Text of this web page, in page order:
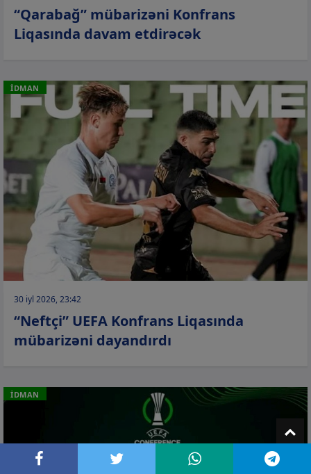
“Qarabağ” mübarizəni Konfrans
Liqasında davam etdirəcək
İDMAN
30 iyl 2026, 23:42
“Neftçi” UEFA Konfrans Liqasında
mübarizəni dayandırdı
İDMAN